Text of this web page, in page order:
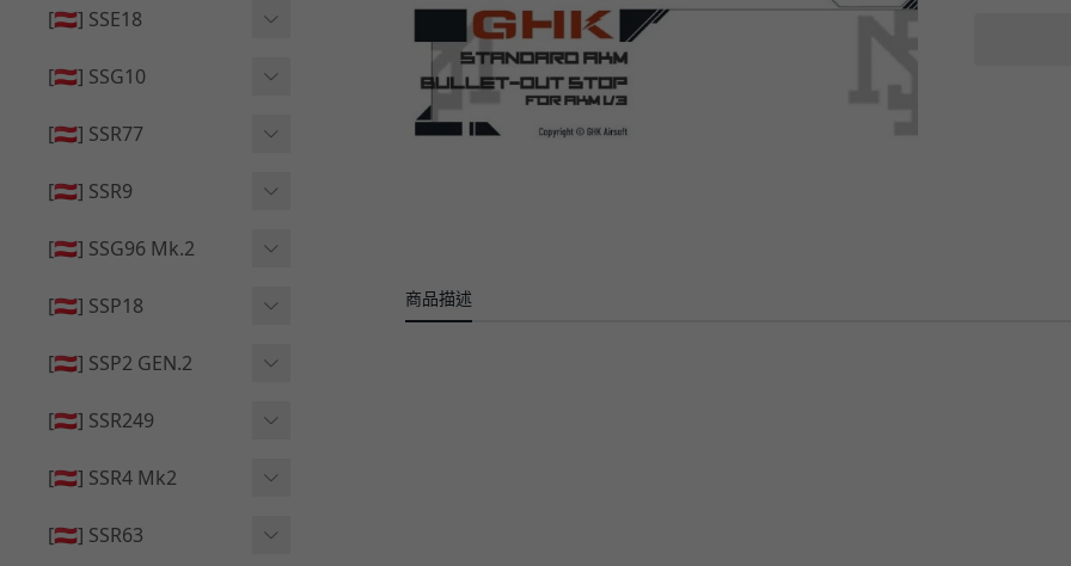
🟦 主體 ⧸ 彈匣
[🇦🇹] SSE18
👁️‍🗨️ 外觀 ⧸ 色彩
[🇦🇹] SSG10
🟦 主體 ⧸ 彈匣
[🇦🇹] SSR77
🟦 主體 ⧸ 彈匣
[🇦🇹] SSR9
👁️‍🗨️ 外觀 ⧸ 色彩
[🇦🇹] SSG96 Mk.2
🆙 升級 ⧸ 部件
[🇦🇹] SSP18
👁️‍🗨️ 外觀 ⧸ 色彩
[🇦🇹] SSP2 GEN.2
🔄 原廠 ⧸ 零件
[🇦🇹] SSR249
🟦 主體 ⧸ 彈匣
[🇦🇹] SSR4 Mk2
🟦 主體 ⧸ 彈匣
[🇦🇹] SSR63
商品描述